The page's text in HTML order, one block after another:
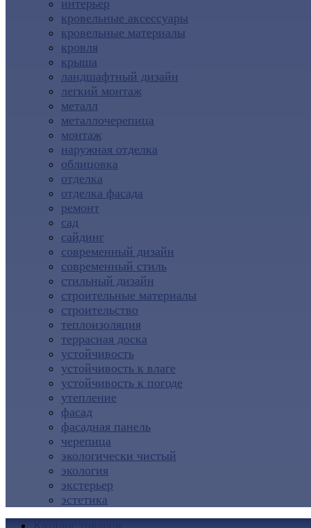
интерьер
кровельные аксессуары
кровельные материалы
кровля
крыша
ландшафтный дизайн
легкий монтаж
металл
металлочерепица
монтаж
наружная отделка
облицовка
отделка
отделка фасада
ремонт
сад
сайдинг
современный дизайн
современный стиль
стильный дизайн
строительные материалы
строительство
теплоизоляция
террасная доска
устойчивость
устойчивость к влаге
устойчивость к погоде
утепление
фасад
фасадная панель
черепица
экологически чистый
экология
экстерьер
эстетика